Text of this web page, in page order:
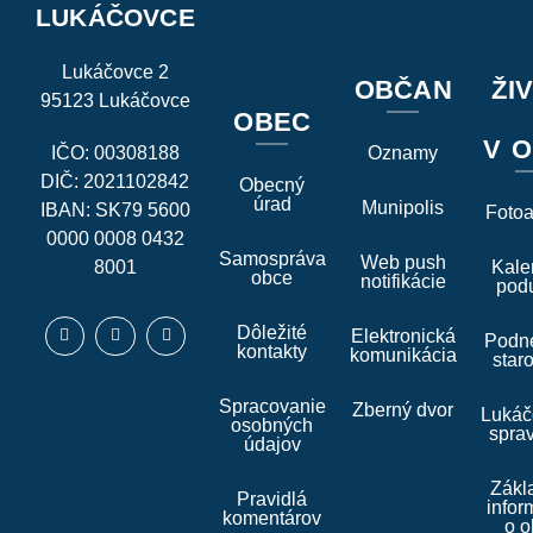
LUKÁČOVCE
Lukáčovce 2
95123 Lukáčovce
IČO: 00308188
DIČ: 2021102842
IBAN: SK79 5600
0000 0008 0432
8001
OBEC
Obecný
úrad
Samospráva
obce
Dôležité
kontakty
Spracovanie
osobných
údajov
Pravidlá
komentárov
OBČAN
Oznamy
Munipolis
Web push
notifikácie
Elektronická
komunikácia
Zberný dvor
V
o